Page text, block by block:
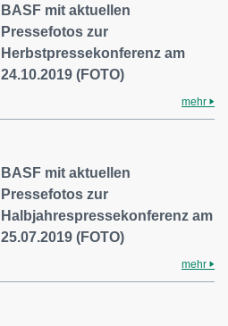
BASF mit aktuellen
Pressefotos zur
Herbstpressekonferenz am
24.10.2019 (FOTO)
mehr
BASF mit aktuellen
Pressefotos zur
Halbjahrespressekonferenz am
25.07.2019 (FOTO)
mehr